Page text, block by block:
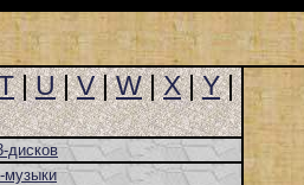
|U|V|W|X|Y|
дисков
музыки